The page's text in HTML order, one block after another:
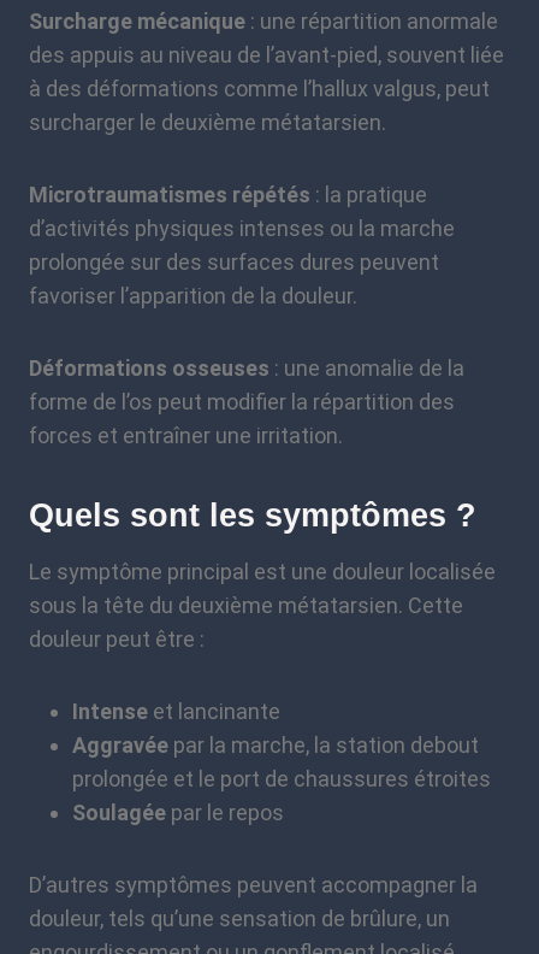
Surcharge mécanique : une répartition anormale
des appuis au niveau de l’avant-pied, souvent liée
à des déformations comme l’hallux valgus, peut
surcharger le deuxième métatarsien.
Microtraumatismes répétés : la pratique
d’activités physiques intenses ou la marche
prolongée sur des surfaces dures peuvent
favoriser l’apparition de la douleur.
Déformations osseuses : une anomalie de la
forme de l’os peut modifier la répartition des
forces et entraîner une irritation.
Quels sont les symptômes ?
Le symptôme principal est une douleur localisée
sous la tête du deuxième métatarsien. Cette
douleur peut être :
Intense et lancinante
Aggravée par la marche, la station debout
prolongée et le port de chaussures étroites
Soulagée par le repos
D’autres symptômes peuvent accompagner la
douleur, tels qu’une sensation de brûlure, un